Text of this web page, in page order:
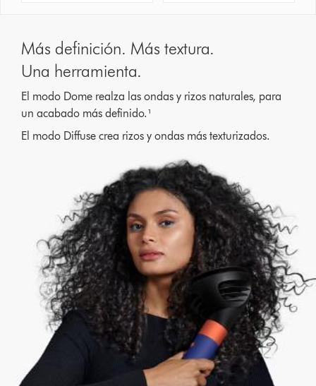
Más definición. Más textura.
Una herramienta.
El modo Dome realza las ondas y rizos naturales, para
un acabado más definido.¹
El modo Diffuse crea rizos y ondas más texturizados.